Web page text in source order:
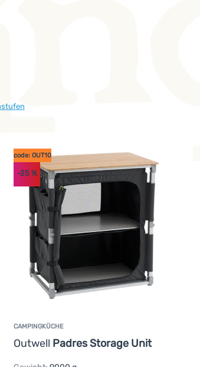
CAMPINGKÜCHE
Outwell Padres Storage Unit
code: OUT10
-25%